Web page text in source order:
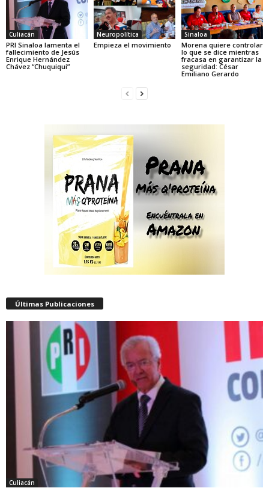
Culiacán
PRI Sinaloa lamenta el
fallecimiento de Jesús
Enrique Hernández
Chávez “Chuquiqui”
Neuropolítica
Empieza el movimiento
Sinaloa
Morena quiere controlar
lo que se dice mientras
fracasa en garantizar la
seguridad: César
Emiliano Gerardo
Últimas Publicaciones
Culiacán